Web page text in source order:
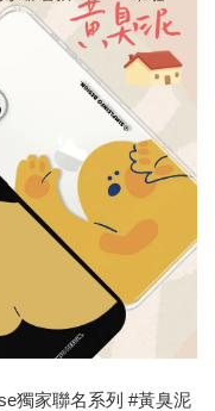
獨家聯名系列 #黃臭泥